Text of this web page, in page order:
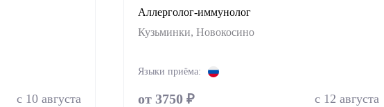
Оториноларинголог (лор)
Офтальмолог (Окулист)
с 10 августа
Аллерголог-иммунолог
Кузьминки, Новокосино
Языки приёма:
от 3750 ₽ с 12 августа